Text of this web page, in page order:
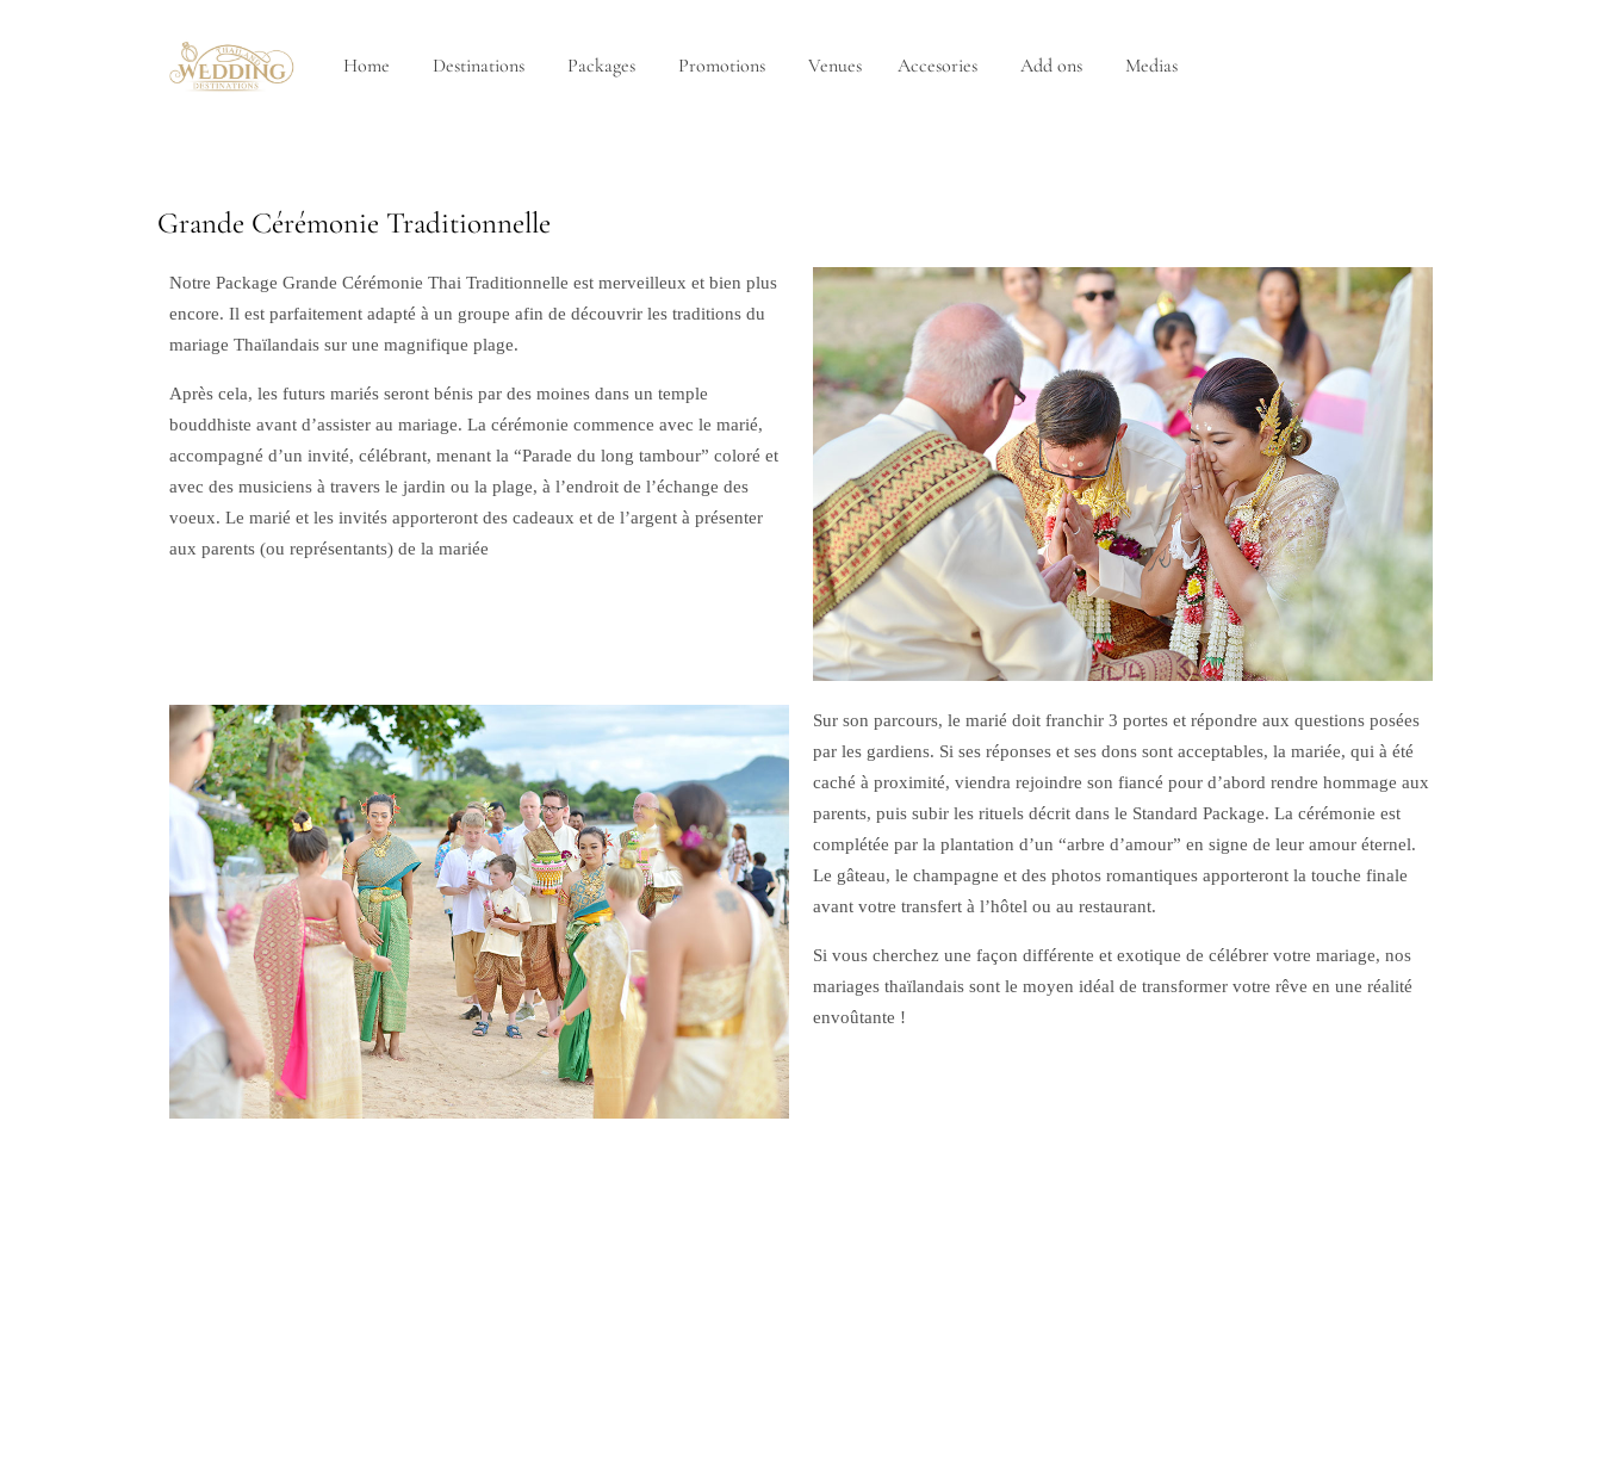
Home Destinations Packages Promotions Venues Accesories Add ons Medias
Grande Cérémonie Traditionnelle
Notre Package Grande Cérémonie Thai Traditionnelle est merveilleux et bien plus
encore. Il est parfaitement adapté à un groupe afin de découvrir les traditions du
mariage Thaïlandais sur une magnifique plage.
Après cela, les futurs mariés seront bénis par des moines dans un temple
bouddhiste avant d’assister au mariage. La cérémonie commence avec le marié,
accompagné d’un invité, célébrant, menant la “Parade du long tambour” coloré et
avec des musiciens à travers le jardin ou la plage, à l’endroit de l’échange des
voeux. Le marié et les invités apporteront des cadeaux et de l’argent à présenter
aux parents (ou représentants) de la mariée
Sur son parcours, le marié doit franchir 3 portes et répondre aux questions posées
par les gardiens. Si ses réponses et ses dons sont acceptables, la mariée, qui à été
caché à proximité, viendra rejoindre son fiancé pour d’abord rendre hommage aux
parents, puis subir les rituels décrit dans le Standard Package. La cérémonie est
complétée par la plantation d’un “arbre d’amour” en signe de leur amour éternel.
Le gâteau, le champagne et des photos romantiques apporteront la touche finale
avant votre transfert à l’hôtel ou au restaurant.
Si vous cherchez une façon différente et exotique de célébrer votre mariage, nos
mariages thaïlandais sont le moyen idéal de transformer votre rêve en une réalité
envoûtante !